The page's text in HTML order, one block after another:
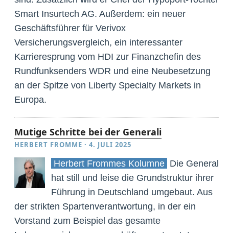
Smart Insurtech AG. Außerdem: ein neuer
Geschäftsführer für Verivox
Versicherungsvergleich, ein interessanter
Karrieresprung vom HDI zur Finanzchefin des
Rundfunksenders WDR und eine Neubesetzung
an der Spitze von Liberty Specialty Markets in
Europa.
Mutige Schritte bei der Generali
HERBERT FROMME ·4. JULI 2025
Herbert Frommes Kolumne Die Generali
hat still und leise die Grundstruktur ihrer
Führung in Deutschland umgebaut. Aus
der strikten Spartenverantwortung, in der ein
Vorstand zum Beispiel das gesamte